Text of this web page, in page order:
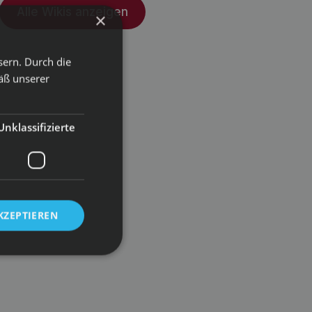
Alle Wikis anzeigen
×
Durch die
unserer